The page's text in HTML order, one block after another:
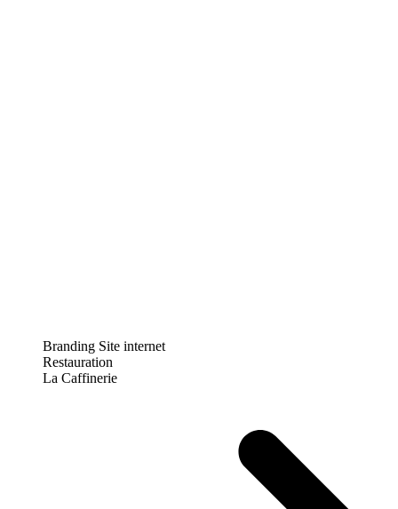
Branding Site internet
Restauration
La Caffinerie